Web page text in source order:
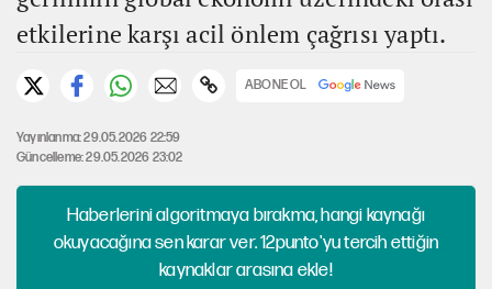
etkilerine karşı acil önlem çağrısı yaptı.
ABONE OL
Yayınlanma: 29.05.2026 22:59
Güncelleme: 29.05.2026 23:02
Haberlerini algoritmaya bırakma, hangi kaynağı
okuyacağına sen karar ver. 12punto'yu tercih ettiğin
kaynaklar arasına ekle!